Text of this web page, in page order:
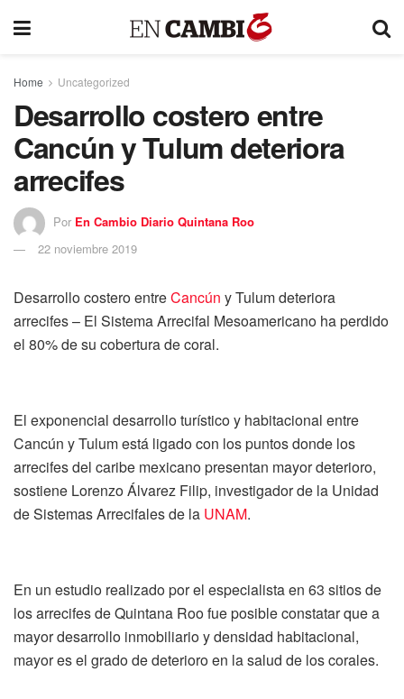
Home Uncategorized
Desarrollo costero entre
Cancún y Tulum deteriora
arrecifes
Por En Cambio Diario Quintana Roo
22 noviembre 2019
Desarrollo costero entreCancún y Tulum deteriora
arrecifes – El Sistema Arrecifal Mesoamericano ha perdido
el 80% de su cobertura de coral.
El exponencial desarrollo turístico y habitacional entre
Cancún y Tulum está ligado con los puntos donde los
arrecifes del caribe mexicano presentan mayor deterioro,
sostiene Lorenzo Álvarez Filip, investigador de la Unidad
de Sistemas Arrecifales de la UNAM.
En un estudio realizado por el especialista en 63 sitios de
los arrecifes de Quintana Roo fue posible constatar que a
mayor desarrollo inmobiliario y densidad habitacional,
mayor es el grado de deterioro en la salud de los corales.